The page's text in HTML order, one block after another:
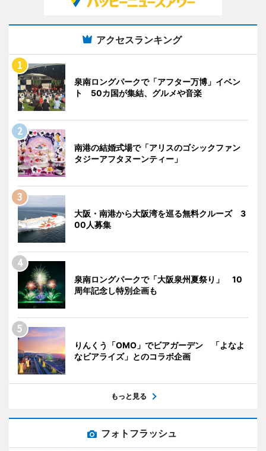
アクセスランキング
泉南ロングパークで「アフター万博」イベン
ト 50カ国が集結、グルメや音楽
南港の結婚式場で「アリスのゴシックファン
タジーアフタヌーンティー」
大阪・南港から大阪湾を巡る無料クルーズ 3
00人募集
泉南ロングパークで「大阪泉州夏祭り」 10
周年記念し特別企画も
りんくう「OMO」でビアガーデン 「よなよ
なビアライズ」とのコラボ企画
もっと見る
フォトフラッシュ